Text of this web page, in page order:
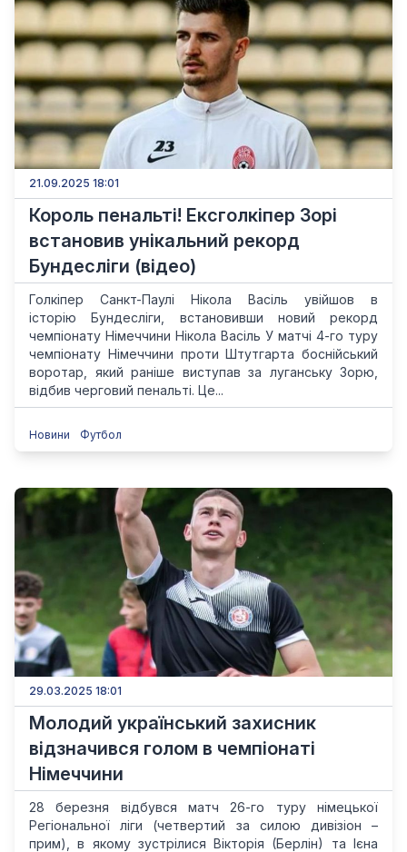
21.09.2025 18:01
Король пенальті! Ексголкіпер Зорі
встановив унікальний рекорд
Бундесліги (відео)
Голкіпер Санкт-Паулі Нікола Васіль увійшов в
історію Бундесліги, встановивши новий рекорд
чемпіонату Німеччини Нікола Васіль У матчі 4-го туру
чемпіонату Німеччини проти Штутгарта боснійський
воротар, який раніше виступав за луганську Зорю,
відбив черговий пенальті. Це...
Новини Футбол
29.03.2025 18:01
Молодий український захисник
відзначився голом в чемпіонаті
Німеччини
28 березня відбувся матч 26-го туру німецької
Регіональної ліги (четвертий за силою дивізіон –
прим), в якому зустрілися Вікторія (Берлін) та Ієна